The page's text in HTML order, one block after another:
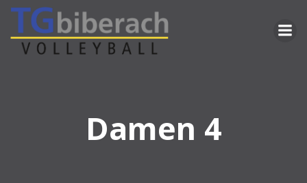
Inhalt
springen
Damen 4